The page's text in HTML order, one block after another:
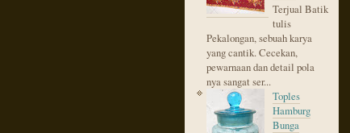
Terjual Batik
tulis
Pekalongan, sebuah karya
yang cantik. Cecekan,
pewarnaan dan detail pola
nya sangat ser...
Toples
Hamburg
Bunga